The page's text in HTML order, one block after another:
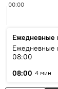
00:00
Ежедневные
Ежедневные
08:00
08:00 4 мин